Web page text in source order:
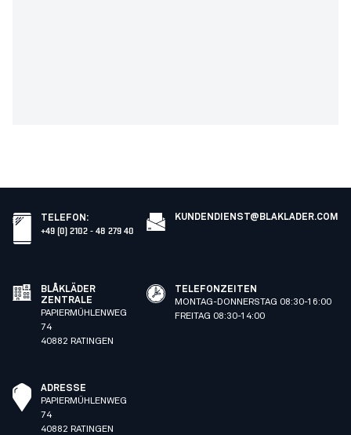
TELEFON :
+49 (0) 2102 - 48 279 40
KUNDENDIENST@BLAKLADER.COM
BLÅKLÄDER
ZENTRALE
PAPIERMÜHLENWEG
74
40882 RATINGEN
TELEFONZEITEN
MONTAG-DONNERSTAG 08:30-16:00
FREITAG 08:30-14:00
ADRESSE
PAPIERMÜHLENWEG
74
40882 RATINGEN